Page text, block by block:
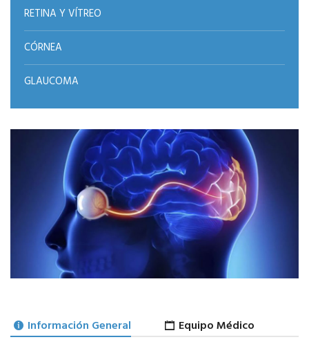
RETINA Y VÍTREO
CÓRNEA
GLAUCOMA
Información General Equipo Médico